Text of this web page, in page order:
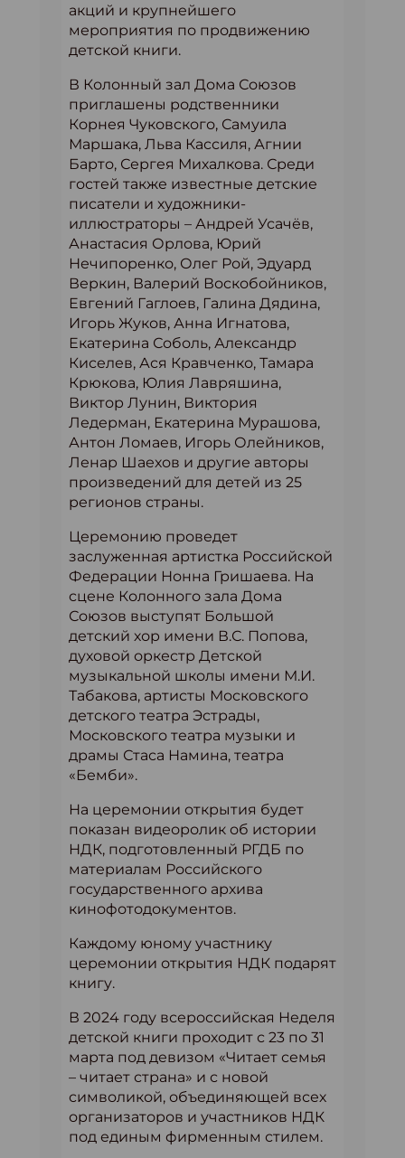
акций и крупнейшего
мероприятия по продвижению
детской книги.
В Колонный зал Дома Союзов
приглашены родственники
Корнея Чуковского, Самуила
Маршака, Льва Кассиля, Агнии
Барто, Сергея Михалкова. Среди
гостей также известные детские
писатели и художники-
иллюстраторы – Андрей Усачёв,
Анастасия Орлова, Юрий
Нечипоренко, Олег Рой, Эдуард
Веркин, Валерий Воскобойников,
Евгений Гаглоев, Галина Дядина,
Игорь Жуков, Анна Игнатова,
Екатерина Соболь, Александр
Киселев, Ася Кравченко, Тамара
Крюкова, Юлия Лавряшина,
Виктор Лунин, Виктория
Ледерман, Екатерина Мурашова,
Антон Ломаев, Игорь Олейников,
Ленар Шаехов и другие авторы
произведений для детей из 25
регионов страны.
Церемонию проведет
заслуженная артистка Российской
Федерации Нонна Гришаева. На
сцене Колонного зала Дома
Союзов выступят Большой
детский хор имени В.С. Попова,
духовой оркестр Детской
музыкальной школы имени М.И.
Табакова, артисты Московского
детского театра Эстрады,
Московского театра музыки и
драмы Стаса Намина, театра
«Бемби».
На церемонии открытия будет
показан видеоролик об истории
НДК, подготовленный РГДБ по
материалам Российского
государственного архива
кинофотодокументов.
Каждому юному участнику
церемонии открытия НДК подарят
книгу.
В 2024 году всероссийская Неделя
детской книги проходит с 23 по 31
марта под девизом «Читает семья
– читает страна» и с новой
символикой, объединяющей всех
организаторов и участников НДК
под единым фирменным стилем.